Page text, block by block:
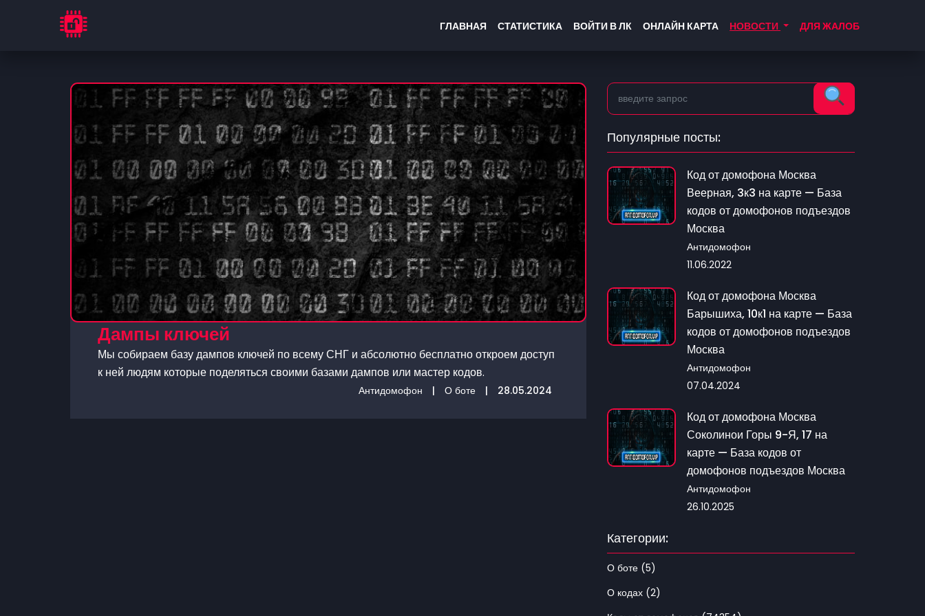
ГЛАВНАЯ СТАТИСТИКА ВОЙТИ В ЛК ОНЛАЙН КАРТА НОВОСТИ ДЛЯ ЖАЛОБ
Дампы ключей
Мы собираем базу дампов ключей по всему СНГ и абсолютно бесплатно откроем доступ
к ней людям которые поделяться своими базами дампов или мастер кодов.
Антидомофон | О боте | 28.05.2024
Популярные посты:
Код от домофона Москва
Веерная, 3к3 на карте — База
кодов от домофонов подъездов
Москва
Антидомофон
11.06.2022
Код от домофона Москва
Барышиха, 10к1 на карте — База
кодов от домофонов подъездов
Москва
Антидомофон
07.04.2024
Код от домофона Москва
Соколинои Горы 9-Я, 17 на
карте — База кодов от
домофонов подъездов Москва
Антидомофон
26.10.2025
Категории:
О боте (5)
О кодах (2)